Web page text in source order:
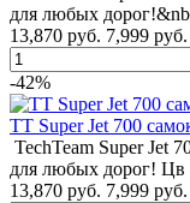
для любых дорог!&nb
13,870 руб. 7,999 руб.
-42%
TT Super Jet 700
TechTeam Super Jet
для любых дорог! Цв
13,870 руб. 7,999 руб.